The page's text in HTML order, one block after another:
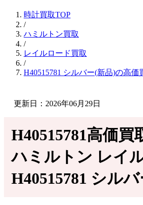
時計買取TOP
/
ハミルトン買取
/
レイルロード買取
/
H40515781 シルバー(新品)の高価
更新日：2026年06月29日
H40515781高価買
ハミルトン レイ
H40515781 シル